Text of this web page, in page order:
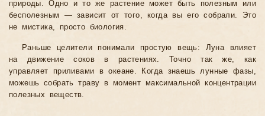
природы. Одно и то же растение может быть полезным или
бесполезным — зависит от того, когда вы его собрали. Это
не мистика, просто биология.
Раньше целители понимали простую вещь: Луна влияет
на движение соков в растениях. Точно так же, как
управляет приливами в океане. Когда знаешь лунные фазы,
можешь собрать траву в момент максимальной концентрации
полезных веществ.